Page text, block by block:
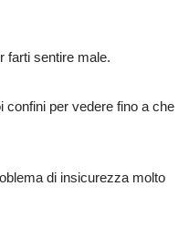
farti sentire male.
confini per vedere fino a che
di insicurezza molto